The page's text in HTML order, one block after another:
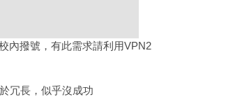
內撥號，有此需求請利用VPN2
冗長，似乎沒成功